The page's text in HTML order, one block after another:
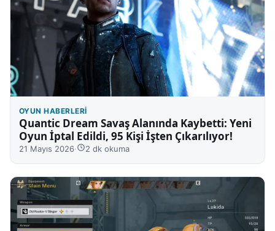
OYUN HABERLERI
Quantic Dream Savaş Alanında Kaybetti: Yeni
Oyun İptal Edildi, 95 Kişi İşten Çıkarılıyor!
21 Mayıs 2026· 2 dk okuma